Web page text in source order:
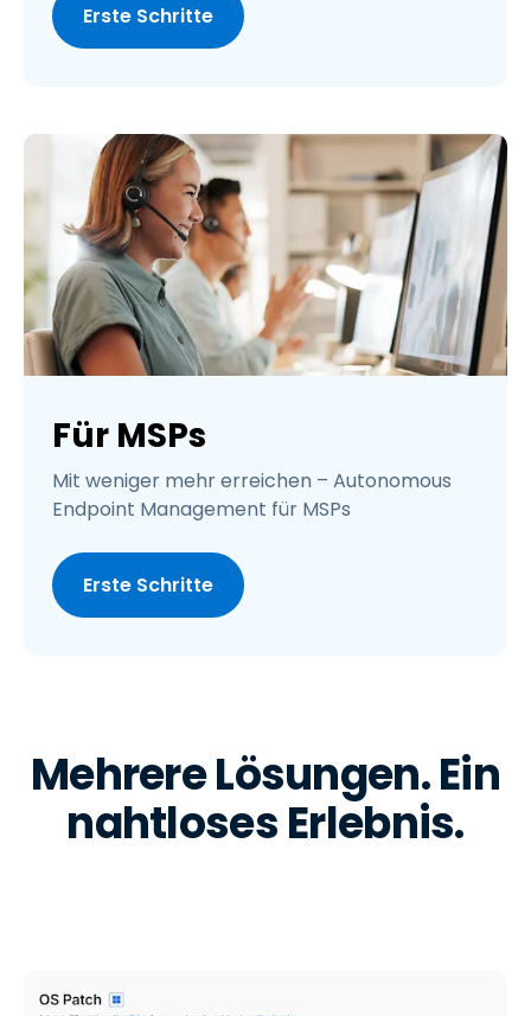
Erste Schritte
Für MSPs
Mit weniger mehr erreichen – Autonomous
Endpoint Management für MSPs
Erste Schritte
Mehrere Lösungen. Ein
nahtloses Erlebnis.